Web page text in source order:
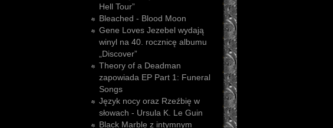
Hell Tour”
Bleached - Blood Moon
Gene Loves Jezebel wydają
winyl na 40. rocznicę albumu
„Discover”
Theory of a Deadman
zapowiada EP Part 1: Funeral
Songs
Język nocy oraz Rzeźbię w
słowach - Ursula K. Le Guin
Black Marble z intymnym